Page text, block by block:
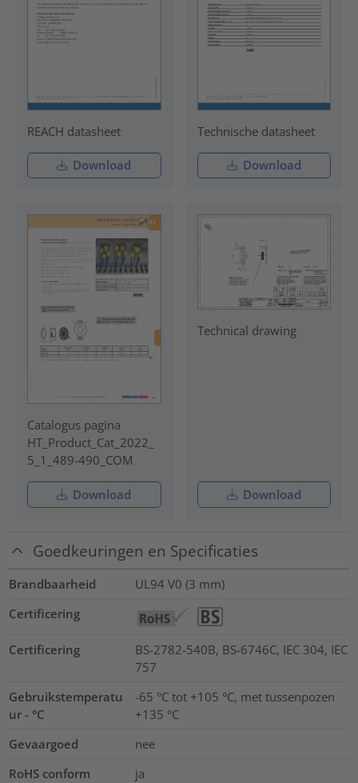
REACH datasheet
Download
Technische datasheet
Download
Catalogus pagina
HT_Product_Cat_2022_
5_1_489-490_COM
Download
Technical drawing
Download
Goedkeuringen en Specificaties
Brandbaarheid
UL94 V0 (3 mm)
Certificering
Certificering
BS-2782-540B, BS-6746C, IEC 304, IEC
757
Gebruikstemperatu
ur - °C
-65 °C tot +105 °C, met tussenpozen
+135 °C
Gevaargoed
nee
RoHS conform
ja